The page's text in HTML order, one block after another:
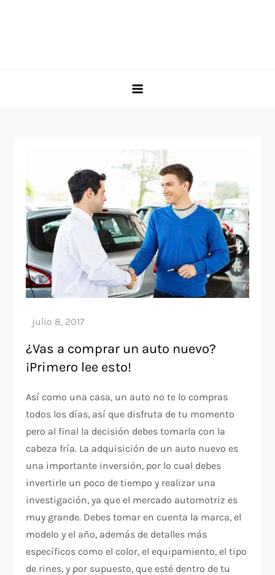
¿Vas a comprar un auto nuevo?
¡Primero lee esto!
Así como una casa, un auto no te lo compras
todos los días, así que disfruta de tu momento
pero al final la decisión debes tomarla con la
cabeza fría. La adquisición de un auto nuevo es
una importante inversión, por lo cual debes
invertirle un poco de tiempo y realizar una
investigación, ya que el mercado automotriz es
muy grande. Debes tomar en cuenta la marca, el
modelo y el año, además de detalles más
específicos como el color, el equipamiento, el tipo
de rines, y por supuesto, que esté dentro de tu